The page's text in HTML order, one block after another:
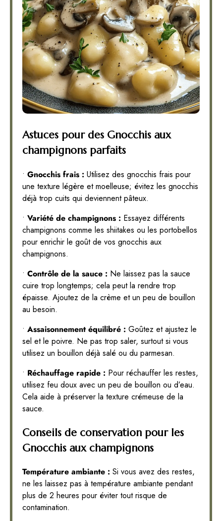
Astuces pour des Gnocchis aux
champignons parfaits
• Gnocchis frais : Utilisez des gnocchis frais pour
une texture légère et moelleuse; évitez les gnocchis
déjà trop cuits qui deviennent pâteux.
• Variété de champignons : Essayez différents
champignons comme les shiitakes ou les portobellos
pour enrichir le goût de vos gnocchis aux
champignons.
• Contrôle de la sauce : Ne laissez pas la sauce
cuire trop longtemps; cela peut la rendre trop
épaisse. Ajoutez de la crème et un peu de bouillon
au besoin.
• Assaisonnement équilibré : Goûtez et ajustez le
sel et le poivre. Ne pas trop saler, surtout si vous
utilisez un bouillon déjà salé ou du parmesan.
• Réchauffage rapide : Pour réchauffer les restes,
utilisez feu doux avec un peu de bouillon ou d’eau.
Cela aide à préserver la texture crémeuse de la
sauce.
Conseils de conservation pour les
Gnocchis aux champignons
Température ambiante : Si vous avez des restes,
ne les laissez pas à température ambiante pendant
plus de 2 heures pour éviter tout risque de
contamination.